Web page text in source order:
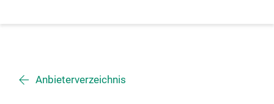
Anbieterverzeichnis